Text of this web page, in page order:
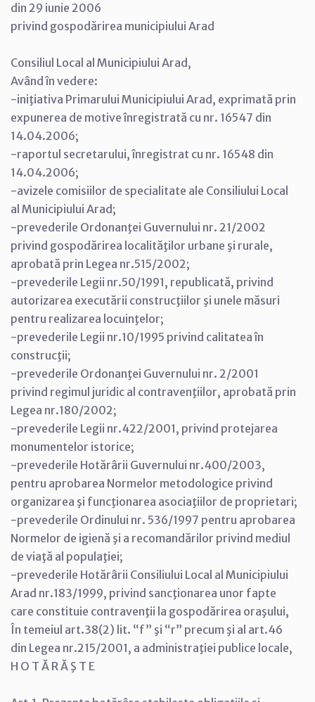
din 29 iunie 2006
privind gospodărirea municipiului Arad
Consiliul Local al Municipiului Arad,
Având în vedere:
-iniţiativa Primarului Municipiului Arad, exprimată prin
expunerea de motive înregistrată cu nr. 16547 din
14.04.2006;
-raportul secretarului, înregistrat cu nr. 16548 din
14.04.2006;
-avizele comisiilor de specialitate ale Consiliului Local
al Municipiului Arad;
-prevederile Ordonanţei Guvernului nr. 21/2002
privind gospodărirea localităţilor urbane şi rurale,
aprobată prin Legea nr.515/2002;
-prevederile Legii nr.50/1991, republicată, privind
autorizarea executării construcţiilor şi unele măsuri
pentru realizarea locuinţelor;
-prevederile Legii nr.10/1995 privind calitatea în
construcţii;
-prevederile Ordonanţei Guvernului nr. 2/2001
privind regimul juridic al contravenţiilor, aprobată prin
Legea nr.180/2002;
-prevederile Legii nr.422/2001, privind protejarea
monumentelor istorice;
-prevederile Hotărârii Guvernului nr.400/2003,
pentru aprobarea Normelor metodologice privind
organizarea şi funcţionarea asociaţiilor de proprietari;
-prevederile Ordinului nr. 536/1997 pentru aprobarea
Normelor de igienă şi a recomandărilor privind mediul
de viaţă al populaţiei;
-prevederile Hotărârii Consiliului Local al Municipiului
Arad nr.183/1999, privind sancţionarea unor fapte
care constituie contravenţii la gospodărirea oraşului,
În temeiul art.38(2) lit. “f” şi “r” precum şi al art.46
din Legea nr.215/2001, a administraţiei publice locale,
H O T Ă R Ă Ş T E